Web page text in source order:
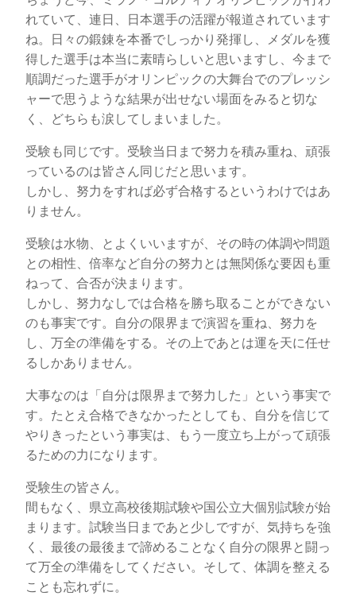
れていて、連日、日本選手の活躍が報道されています
ね。日々の鍛錬を本番でしっかり発揮し、メダルを獲
得した選手は本当に素晴らしいと思いますし、今まで
順調だった選手がオリンピックの大舞台でのプレッシ
ャーで思うような結果が出せない場面をみると切な
く、どちらも涙してしまいました。
受験も同じです。受験当日まで努力を積み重ね、頑張
っているのは皆さん同じだと思います。
しかし、努力をすれば必ず合格するというわけではあ
りません。
受験は水物、とよくいいますが、その時の体調や問題
との相性、倍率など自分の努力とは無関係な要因も重
ねって、合否が決まります。
しかし、努力なしでは合格を勝ち取ることができない
のも事実です。自分の限界まで演習を重ね、努力を
し、万全の準備をする。その上であとは運を天に任せ
るしかありません。
大事なのは「自分は限界まで努力した」という事実で
す。たとえ合格できなかったとしても、自分を信じて
やりきったという事実は、もう一度立ち上がって頑張
るための力になります。
受験生の皆さん。
間もなく、県立高校後期試験や国公立大個別試験が始
まります。試験当日まであと少しですが、気持ちを強
く、最後の最後まで諦めることなく自分の限界と闘っ
て万全の準備をしてください。そして、体調を整える
ことも忘れずに。